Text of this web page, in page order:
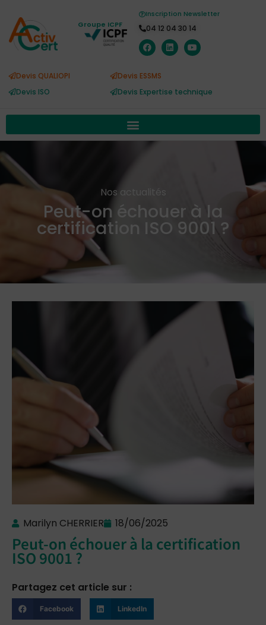
Inscription Newsletter
04 12 04 30 14
Groupe ICPF
Devis QUALIOPI
Devis ISO
Devis ESSMS
Devis Expertise technique
Nos actualités
Peut-on échouer à la
certification ISO 9001 ?
Marilyn CHERRIER 18/06/2025
Peut-on échouer à la certification
ISO 9001 ?
Partagez cet article sur :
Facebook LinkedIn